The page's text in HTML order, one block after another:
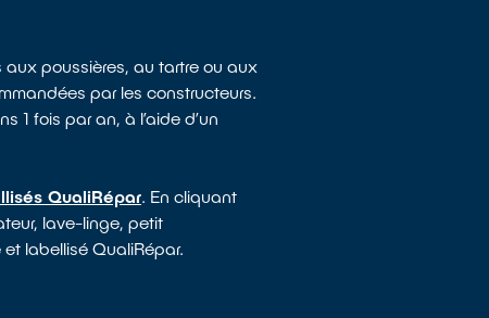
aux poussières, au tartre ou aux
par les constructeurs.
1 fois par an, à l’aide d’un
QualiRépar. En cliquant
lave-linge, petit
labellisé QualiRépar.